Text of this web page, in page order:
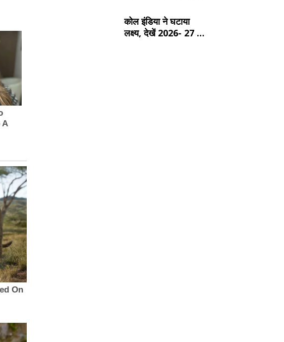
नया लक्ष्य
कोल इंडिया ने घटाया
लक्ष्य, देखें 2026- 27 का